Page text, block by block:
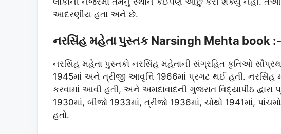
આદરણીય હતા અને છે.
નરસિંહ મહેતા પુસ્તક Narsingh Mehta book :-
નરસિંહ મહેતા પુસ્તકો નરસિંહ મહેતાની સંગ્રહિત કૃતિઓ
1945માં અને ત્રીજી આવૃત્તિ 1966માં પ્રગટ થઈ હતી.
કરવામાં આવી હતી, અને અમદાવાદની ગુજરાત વિદ્યાપીઠ દ્વારા
1930માં, બીજો 1933માં, ત્રીજો 1936માં, ચોથો 1941માં,
હતો.